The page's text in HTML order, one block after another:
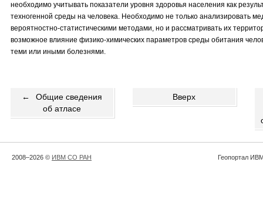
необходимо учитывать показатели уровня здоровья населения как
техногенной среды на человека. Необходимо не только анализировать
вероятностно-статистическими методами, но и рассматривать их
возможное влияние физико-химических параметров среды обитания
теми или иными болезнями.
←
Общие сведения
об атласе
Вверх
2008–2026 © ИВМ СО РАН Геопортал